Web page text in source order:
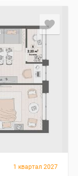
1 квартал 2027